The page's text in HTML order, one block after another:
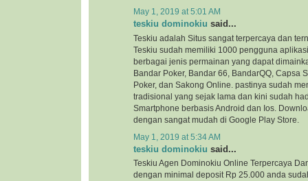
May 1, 2019 at 5:01 AM
teskiu dominokiu said...
Teskiu adalah Situs sangat terpercaya dan
Teskiu sudah memiliki 1000 pengguna
berbagai jenis permainan yang dapat
Bandar Poker, Bandar 66, BandarQQ, Capsa
Poker, dan Sakong Online. pastinya sudah
tradisional yang sejak lama dan kini sudah
Smartphone berbasis Android dan Ios.
dengan sangat mudah di Google Play Store.
May 1, 2019 at 5:34 AM
teskiu dominokiu said...
Teskiu Agen Dominokiu Online Terpercaya
dengan minimal deposit Rp 25.000 anda